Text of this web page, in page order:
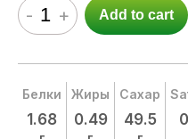
- + Add to cart
Белки
1.68
Жиры
0.49
Сахар
49.5